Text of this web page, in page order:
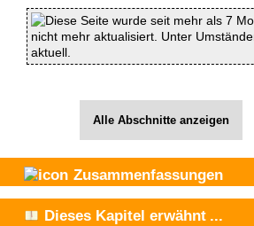
Diese Seite wurde seit mehr als 7
nicht mehr aktualisiert. Unter
aktuell.
Alle Abschnitte anzeigen
Zusammenfassungen
Dieses Kapitel erwähnt ...